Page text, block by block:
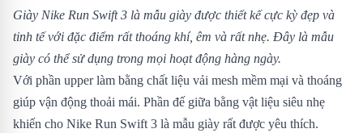
Giày Nike Run Swift 3 là mẫu giày được thiết kế cực kỳ đẹp và
tinh tế với đặc điểm rất thoáng khí, êm và rất nhẹ. Đây là mẫu
giày có thể sử dụng trong mọi hoạt động hàng ngày.
Với phần upper làm bằng chất liệu vải mesh mềm mại và thoáng
giúp vận động thoải mái. Phần đế giữa bằng vật liệu siêu nhẹ
khiến cho Nike Run Swift 3 là mẫu giày rất được yêu thích.